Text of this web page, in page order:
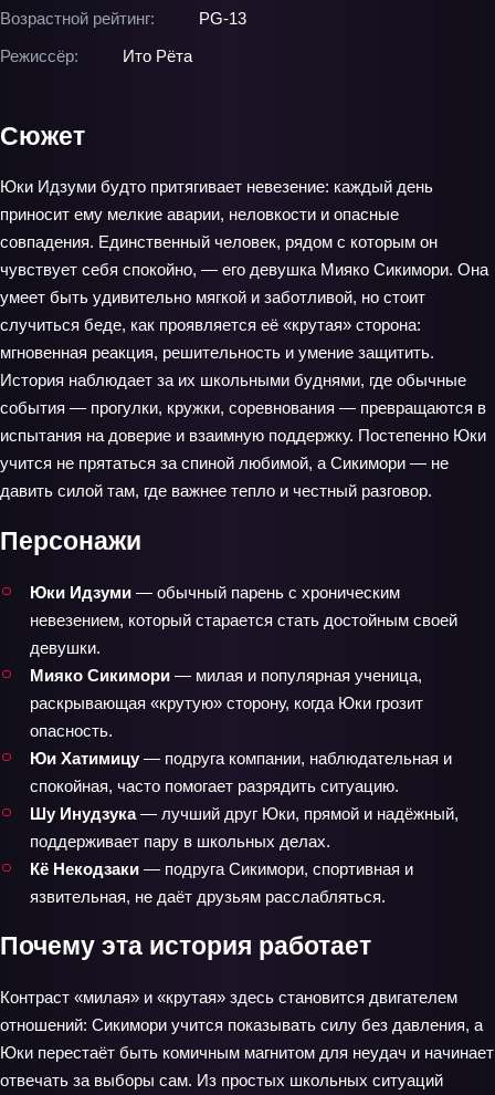
Возрастной рейтинг:
PG-13
Режиссёр:
Ито Рёта
Сюжет
Юки Идзуми будто притягивает невезение: каждый день
приносит ему мелкие аварии, неловкости и опасные
совпадения. Единственный человек, рядом с которым он
чувствует себя спокойно, — его девушка Мияко Сикимори. Она
умеет быть удивительно мягкой и заботливой, но стоит
случиться беде, как проявляется её «крутая» сторона:
мгновенная реакция, решительность и умение защитить.
История наблюдает за их школьными буднями, где обычные
события — прогулки, кружки, соревнования — превращаются в
испытания на доверие и взаимную поддержку. Постепенно Юки
учится не прятаться за спиной любимой, а Сикимори — не
давить силой там, где важнее тепло и честный разговор.
Персонажи
Юки Идзуми — обычный парень с хроническим
невезением, который старается стать достойным своей
девушки.
Мияко Сикимори — милая и популярная ученица,
раскрывающая «крутую» сторону, когда Юки грозит
опасность.
Юи Хатимицу — подруга компании, наблюдательная и
спокойная, часто помогает разрядить ситуацию.
Шу Инудзука— лучший друг Юки, прямой и надёжный,
поддерживает пару в школьных делах.
Кё Некодзаки — подруга Сикимори, спортивная и
язвительная, не даёт друзьям расслабляться.
Почему эта история работает
Контраст «милая» и «крутая» здесь становится двигателем
отношений: Сикимори учится показывать силу без давления, а
Юки перестаёт быть комичным магнитом для неудач и начинает
отвечать за выборы сам. Из простых школьных ситуаций